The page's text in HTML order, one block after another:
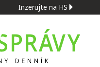
Inzerujte na HS